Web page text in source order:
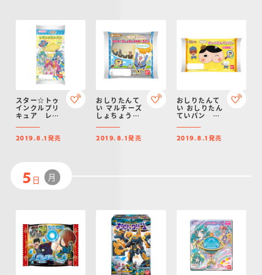
スーパー戦隊シリー
ズ
スター☆トゥ
インクルプリ
キュア レモ
2019.8.1 発売
おしりたんて
い マルチーズ
しょちょうの
ホイップクリ
ーム入り
2019.8.1発売
おしりたんて
い おしりたん
ていパン も
2019.8.1 発売
5 日 月